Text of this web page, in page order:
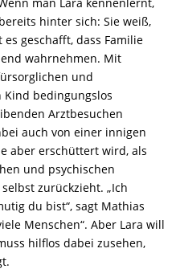
man Lara kennenlernt,
hinter sich: Sie weiß,
geschafft, dass Familie
wahrnehmen. Mit
und
Kind bedingungslos
Arztbesuchen
auch von einer innigen
aber erschüttert wird, als
und psychischen
zurückzieht. „Ich
du bist“, sagt Mathias
Menschen“. Aber Lara will
hilflos dabei zusehen,